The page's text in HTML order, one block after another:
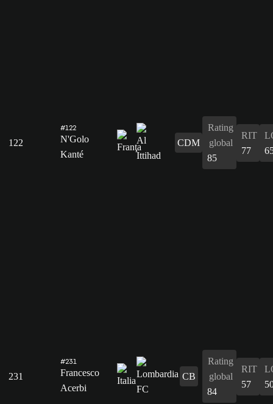
122
#122
N'Golo
Kanté
CDM
Rating
global
85
RIT
77
231
#231
Francesco
Acerbi
CB
Rating
global
84
RIT
57